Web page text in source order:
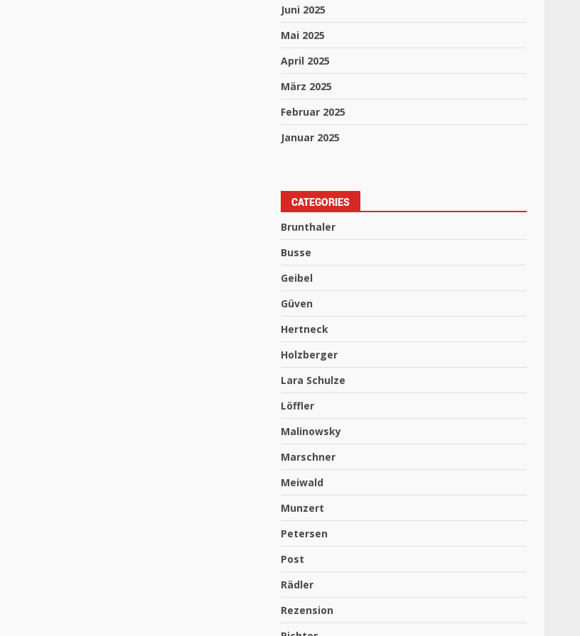
Juni 2025
Mai 2025
April 2025
März 2025
Februar 2025
Januar 2025
CATEGORIES
Brunthaler
Busse
Geibel
Güven
Hertneck
Holzberger
Lara Schulze
Löffler
Malinowsky
Marschner
Meiwald
Munzert
Petersen
Post
Rädler
Rezension